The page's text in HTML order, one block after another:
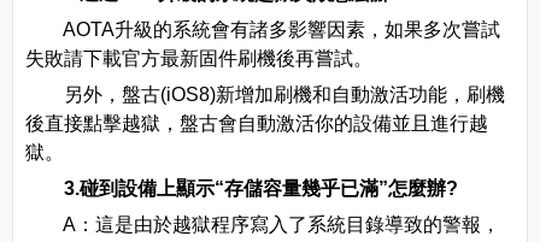
AOTA升級的系統會有諸多影響因素，如果多次嘗試
失敗請下載官方最新固件刷機後再嘗試。
另外，盤古(iOS8)新增加刷機和自動激活功能，刷機
後直接點擊越獄，盤古會自動激活你的設備並且進行越
獄。
3.碰到設備上顯示“存儲容量幾乎已滿”怎麼辦?
A：這是由於越獄程序寫入了系統目錄導致的警報，